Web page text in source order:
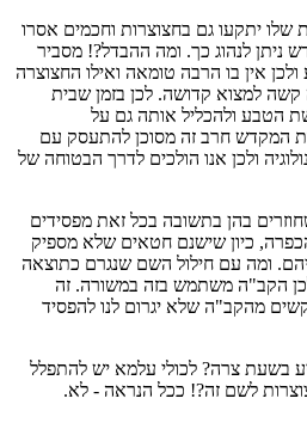
יתקעו גם בחצוצרות וחכמים אסרו
ניתן לנהוג כך. ומה ההבדל?! מסביר
אין בו הרבה טומאה ואילו החצוצרה
קשה למצוא קדושה. לכן בזמן שבית
הטבע ולהכליל אותה גם על
המקדש חרב זה מסוכן להתעסק עם
ולכן אנו הולכים לדרך הבטוחה של
בהן בתשובה בכל זאת מפסידים
כיון שישנם חטאים שלא מספיק
ומה עם חילול השם שנגרם כתוצאה
הקב"ה משתמש בזה במשורה. זה
מהקב"ה שלא יגרום לנו להפסיד
בשעת צרה? לכולי עלמא יש להתפלל
לשם זה?! ככל הנראה - לא.